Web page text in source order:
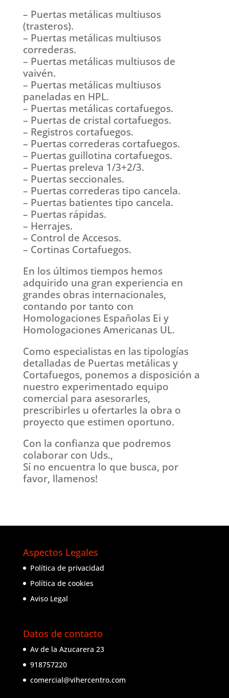
– Puertas metálicas multiusos
(trasteros).
– Puertas metálicas multiusos
correderas.
– Puertas metálicas multiusos de
vaivén.
– Puertas metálicas multiusos
paneladas en HPL.
– Puertas metálicas cortafuegos.
– Puertas de cristal cortafuegos.
– Registros cortafuegos.
– Puertas correderas cortafuegos.
– Puertas guillotina cortafuegos.
– Puertas preleva 1/3+2/3.
– Puertas seccionales.
– Puertas correderas tipo cancela.
– Puertas batientes tipo cancela.
– Puertas rápidas.
– Herrajes.
– Control de Accesos.
– Cortinas Cortafuegos.
En los últimos tiempos hemos
adquirido una gran experiencia en
grandes obras internacionales,
contando por tanto con
Homologaciones Españolas Ei y
Homologaciones Americanas UL.
Como especialistas en las tipologías
detalladas de Puertas metálicas y
Cortafuegos, ponemos a disposición a
nuestro experimentado equipo
comercial para asesorarles,
prescribirles u ofertarles la obra o
proyecto que estimen oportuno.
Con la confianza que podremos
colaborar con Uds.,
Sí no encuentra lo que busca, por
favor, llamenos!
Aspectos Legales
Política de privacidad
Política de cookies
Aviso Legal
Datos de contacto
Av de la Azucarera 23
918757220
comercial@vihercentro.com